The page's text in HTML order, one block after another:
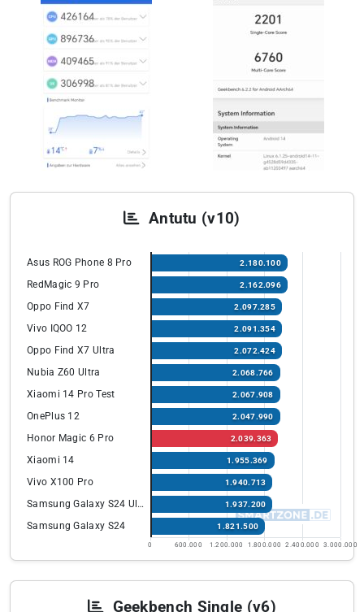
Antutu (v10)
Asus ROG Phone 8 Pro 2.180.100
RedMagic 9 Pro 2.162.096
Oppo Find X7 2.097.285
Vivo IQOO 12 2.091.354
Oppo Find X7 Ultra 2.072.424
Nubia Z60 Ultra 2.068.766
Xiaomi 14 Pro Test 2.067.908
OnePlus 12 2.047.990
Honor Magic 6 Pro 2.039.363
Xiaomi 14 1.955.369
Vivo X100 Pro 1.940.713
Samsung Galaxy S24 Ultra 1.937.200
Samsung Galaxy S24 1.821.500
0 600.000 1.200.000 1.800.000 2.400.000 3.000.000
Geekbench Single (v6)